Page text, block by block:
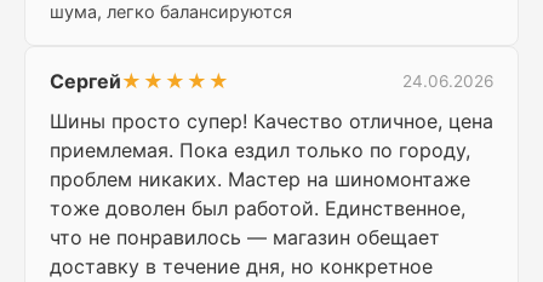
шума, легко балансируются
Сергей★★★★★ 24.06.2026
Шины просто супер! Качество отличное, цена
приемлемая. Пока ездил только по городу,
проблем никаких. Мастер на шиномонтаже
тоже доволен был работой. Единственное,
что не понравилось — магазин обещает
доставку в течение дня, но конкретное